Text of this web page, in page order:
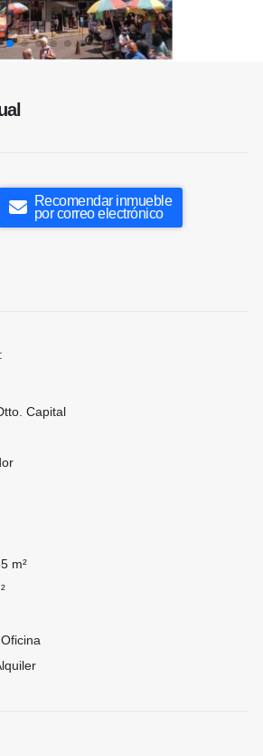
Recomendar inmueble
por correo electrónico
Capital
m²
Oficina